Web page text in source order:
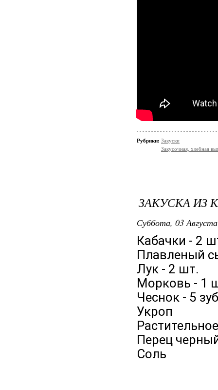
Рубрики: Закуски
Закусочная, хлебная
ЗАКУСКА ИЗ
Суббота, 03
Кабачки - 2
Плавленый
Лук - 2 шт.
Морковь - 1
Чеснок - 5
Укроп
Перец
Соль